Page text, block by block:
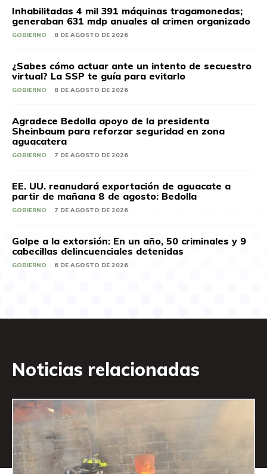
Inhabilitadas 4 mil 391 máquinas tragamonedas;
generaban 631 mdp anuales al crimen organizado
GOBIERNO 8 DE AGOSTO DE 2026
¿Sabes cómo actuar ante un intento de secuestro
virtual? La SSP te guía para evitarlo
GOBIERNO 8 DE AGOSTO DE 2026
Agradece Bedolla apoyo de la presidenta
Sheinbaum para reforzar seguridad en zona
aguacatera
GOBIERNO 7 DE AGOSTO DE 2026
EE. UU. reanudará exportación de aguacate a
partir de mañana 8 de agosto: Bedolla
GOBIERNO 7 DE AGOSTO DE 2026
Golpe a la extorsión: En un año, 50 criminales y 9
cabecillas delincuenciales detenidas
GOBIERNO 6 DE AGOSTO DE 2026
Noticias relacionadas